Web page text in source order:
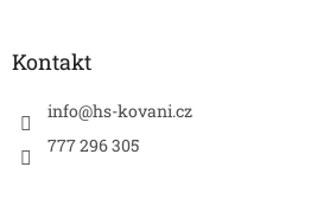
Kontakt
info@hs-kovani.cz
777 296 305